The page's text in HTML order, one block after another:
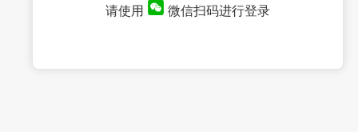
请使用 微信扫码进行登录